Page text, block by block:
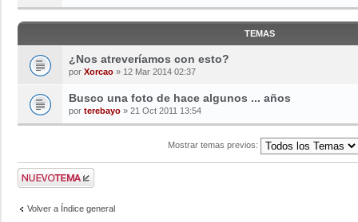
TEMAS
¿Nos atreveríamos con esto?
por Xorcao » 12 Mar 2014 02:37
Busco una foto de hace algunos ... años
por terebayo » 21 Oct 2011 13:54
Mostrar temas previos:
Volver a Índice general